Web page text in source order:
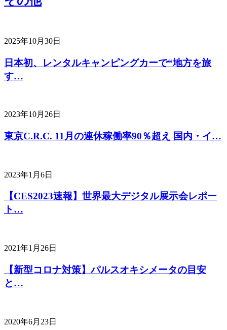
2025年10月30日
日本初、レンタルキャンピングカーで“地方を旅
す…
2023年10月26日
東京C.R.C. 11月の連休稼働率90％超え 国内・イ…
2023年1月6日
【CES2023速報】世界最大デジタル展示会レポー
ト…
2021年1月26日
【新型コロナ対策】パルスオキシメータの目安
と…
2020年6月23日